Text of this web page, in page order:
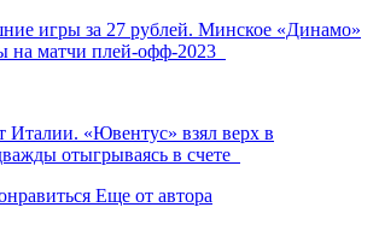
игры за 27 рублей. Минское «Динамо»
на матчи плей-офф-2023
Италии. «Ювентус» взял верх в
отыгрываясь в счете
Еще от автора